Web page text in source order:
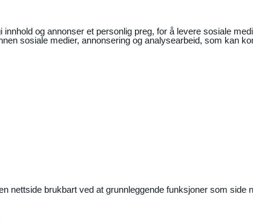
og annonser et personlig preg, for å levere sosiale
sosiale medier, annonsering og analysearbeid, som kan
nettside brukbart ved at grunnleggende funksjoner som